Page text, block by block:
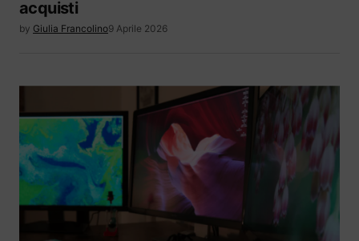
acquisti
by Giulia Francolino9 Aprile 2026